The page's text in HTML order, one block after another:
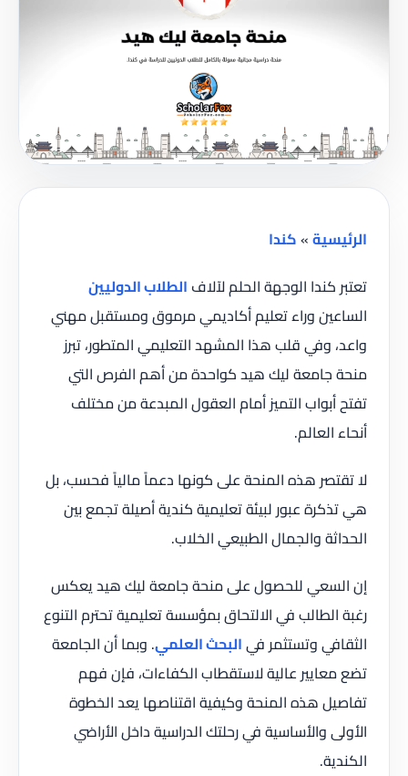
الرئيسية»كندا
تعتبر كندا الوجهة الحلم لآلافالطلاب الدوليين
الساعين وراء تعليم أكاديمي مرموق ومستقبل مهني
واعد، وفي قلب هذا المشهد التعليمي المتطور، تبرز
منحة جامعة ليك هيد كواحدة من أهم الفرص التي
تفتح أبواب التميز أمام العقول المبدعة من مختلف
أنحاء العالم.
لا تقتصر هذه المنحة على كونها دعماً مالياً فحسب، بل
هي تذكرة عبور لبيئة تعليمية كندية أصيلة تجمع بين
الحداثة والجمال الطبيعي الخلاب.
إن السعي للحصول على منحة جامعة ليك هيد يعكس
رغبة الطالب في الالتحاق بمؤسسة تعليمية تحترم التنوع
الثقافي وتستثمر فيالبحث العلمي. وبما أن الجامعة
تضع معايير عالية لاستقطاب الكفاءات، فإن فهم
تفاصيل هذه المنحة وكيفية اقتناصها يعد الخطوة
الأولى والأساسية في رحلتك الدراسية داخل الأراضي
الكندية.